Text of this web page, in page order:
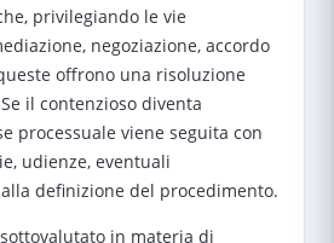
privilegiando le vie
negoziazione, accordo
offrono una risoluzione
il contenzioso diventa
processuale viene seguita con
udienze, eventuali
definizione del procedimento.
in materia di